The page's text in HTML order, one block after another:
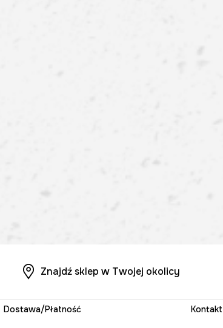
Znajdź sklep w Twojej okolicy
Dostawa/Płatność Kontakt